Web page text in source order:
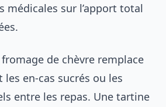
médicales sur l’apport total
de chèvre remplace
en-cas sucrés ou les
entre les repas. Une tartine